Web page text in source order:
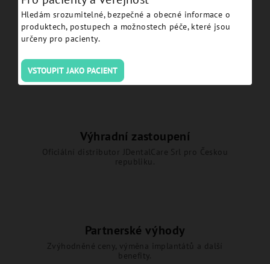
Detail Detail
Výhradní zastoupení
Oficiální distributor JDentalCare Srl pro Českou
republiku.
Partnerské výhody
Zvýhodněné ceny, výměna implantátů a další
benefity.
Hledám srozumitelné, bezpečné a obecné informace o
produktech, postupech a možnostech péče, které jsou
určeny pro pacienty.
VSTOUPIT JAKO PACIENT